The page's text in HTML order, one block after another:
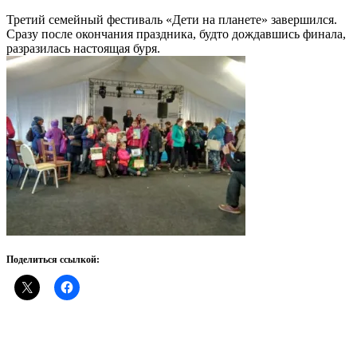
Третий семейный фестиваль «Дети на планете» завершился.
Сразу после окончания праздника, будто дождавшись финала,
разразилась настоящая буря.
Поделиться ссылкой: